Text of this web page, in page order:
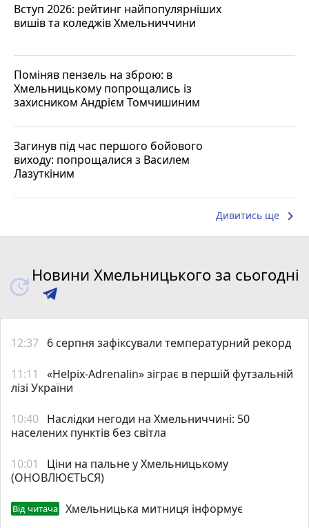
Вступ 2026: рейтинг найпопулярніших
вишів та коледжів Хмельниччини
Поміняв пензель на зброю: в
Хмельницькому попрощались із
захисником Андрієм Томчишиним
Загинув під час першого бойового
виходу: попрощалися з Василем
Лазуткіним
Дивитись ще keyboard_arrow_right
Новини Хмельницького за сьогодні
12:37 6 серпня зафіксували температурний рекорд
11:11
«Helpix-Adrenalin» зіграє в першій футзальній
лізі України
10:40 Наслідки негоди на Хмельниччині: 50
населених пунктів без світла
10:01
Ціни на пальне у Хмельницькому
(ОНОВЛЮЄТЬСЯ)
Від читача Хмельницька митниця інформує